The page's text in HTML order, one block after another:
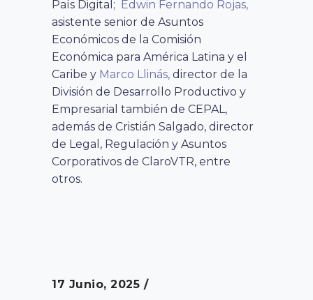
País Digita l; Edwin Fernando Rojas,
asistente senior de Asuntos
Económicos de la Comisión
Económica para América Latina y el
Caribe y Marco Llinás, director de la
División de Desarrollo Productivo y
Empresarial también de CEPAL,
además de Cristián Salgado, director
de Legal, Regulación y Asuntos
Corporativos de ClaroVTR, entre
otros.
17 Junio, 2025